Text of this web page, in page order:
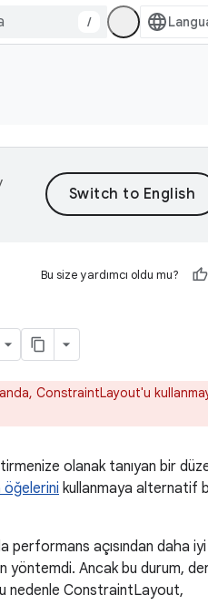
/
Bu size yardımcı oldu mu?
ConstraintLayout'u
olanak tanıyan bir
öğelerini kullanmaya alternatif
performans açısından daha iyi
yöntemdi. Ancak bu durum,
nedenle ConstraintLayout,